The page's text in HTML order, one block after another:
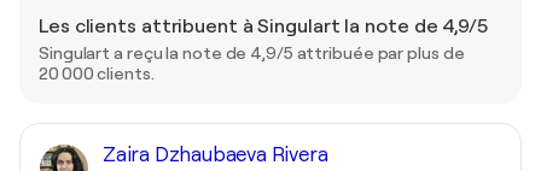
Les clients attribuent à Singulart la note de 4,9/5
Singulart a reçu la note de 4,9/5 attribuée par plus de
20 000 clients.
Zaira Dzhaubaeva Rivera